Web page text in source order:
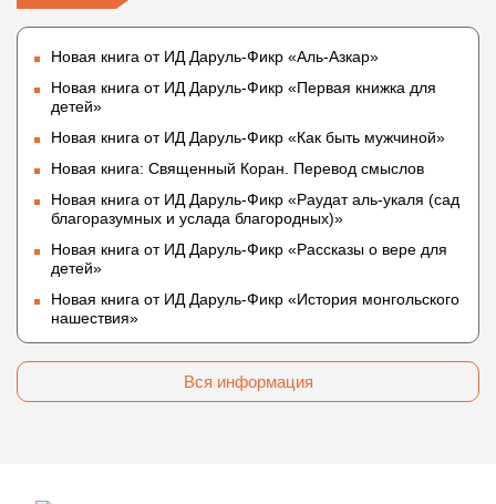
Новая книга от ИД Даруль-Фикр «Аль-Азкар»
Новая книга от ИД Даруль-Фикр «Первая книжка для
детей»
Новая книга от ИД Даруль-Фикр «Как быть мужчиной»
Новая книга: Священный Коран. Перевод смыслов
Новая книга от ИД Даруль-Фикр «Раудат аль-укаля (cад
благоразумных и услада благородных)»
Новая книга от ИД Даруль-Фикр «Рассказы о вере для
детей»
Новая книга от ИД Даруль-Фикр «История монгольского
нашествия»
Вся информация